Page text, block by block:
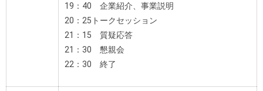
19：40 企業紹介、事業説明
20：25トークセッション
21：15 質疑応答
21：30 懇親会
22：30 終了